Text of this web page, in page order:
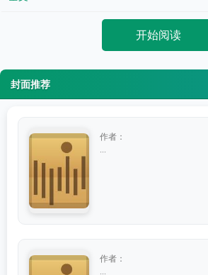
开始阅读
封面推荐
作者：
作者：